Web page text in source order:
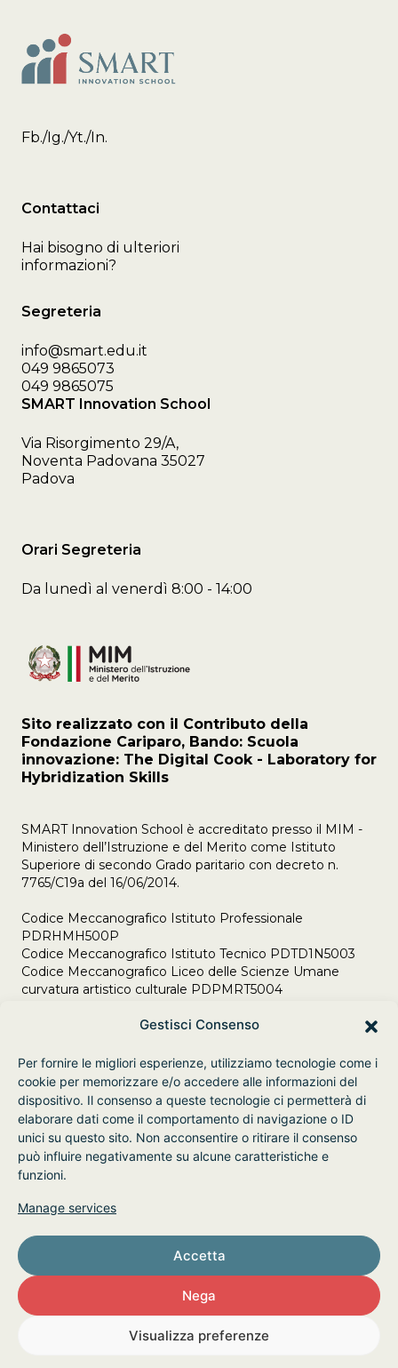
Gestisci Consenso
Per fornire le migliori esperienze, utilizziamo tecnologie come i
cookie per memorizzare e/o accedere alle informazioni del
dispositivo. Il consenso a queste tecnologie ci permetterà di
elaborare dati come il comportamento di navigazione o ID
unici su questo sito. Non acconsentire o ritirare il consenso
può influire negativamente su alcune caratteristiche e
funzioni.
Manage services
Accetta
Nega
Visualizza preferenze
Sito realizzato con il Contributo della
Fondazione Cariparo, Bando: Scuola
innovazione: The Digital Cook - Laboratory for
Hybridization Skills
SMART Innovation School è accreditato presso il MIM -
Ministero dell’Istruzione e del Merito come Istituto
Superiore di secondo Grado paritario con decreto n.
7765/C19a del 16/06/2014.
Codice Meccanografico Istituto Professionale
PDRHMH500P
Codice Meccanografico Istituto Tecnico PDTD1N5003
Codice Meccanografico Liceo delle Scienze Umane
curvatura artistico culturale PDPMRT5004
SMART Innovation School
Via Risorgimento 29/A,
Noventa Padovana 35027
Padova
Orari Segreteria
Da lunedì al venerdì 8:00 - 14:00
Fb./Ig./Yt./In.
Contattaci
Hai bisogno di ulteriori
informazioni?
Segreteria
info@smart.edu.it
049 9865073
049 9865075